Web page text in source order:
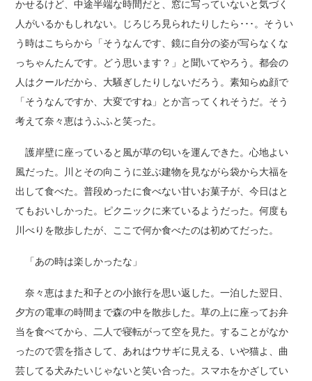
かせるけど、中途半端な時間だと、窓に写っていないと気づく
人がいるかもしれない。じろじろ見られたりしたら･･･。そうい
う時はこちらから「そうなんです、鏡に自分の姿が写らなくな
っちゃんたんです。どう思います？」と聞いてやろう。都会の
人はクールだから、大騒ぎしたりしないだろう。素知らぬ顔で
「そうなんですか、大変ですね」とか言ってくれそうだ。そう
考えて奈々恵はうふふと笑った。
護岸壁に座っていると風が草の匂いを運んできた。心地よい
風だった。川とその向こうに並ぶ建物を見ながら袋から大福を
出して食べた。普段めったに食べない甘いお菓子が、今日はと
てもおいしかった。ピクニックに来ているようだった。何度も
川べりを散歩したが、ここで何か食べたのは初めてだった。
「あの時は楽しかったな」
奈々恵はまた和子との小旅行を思い返した。一泊した翌日、
夕方の電車の時間まで森の中を散歩した。草の上に座ってお弁
当を食べてから、二人で寝転がって空を見た。することがなか
ったので雲を指さして、あれはウサギに見える、いや猫よ、曲
芸してる犬みたいじゃないと笑い合った。スマホをかざしてい